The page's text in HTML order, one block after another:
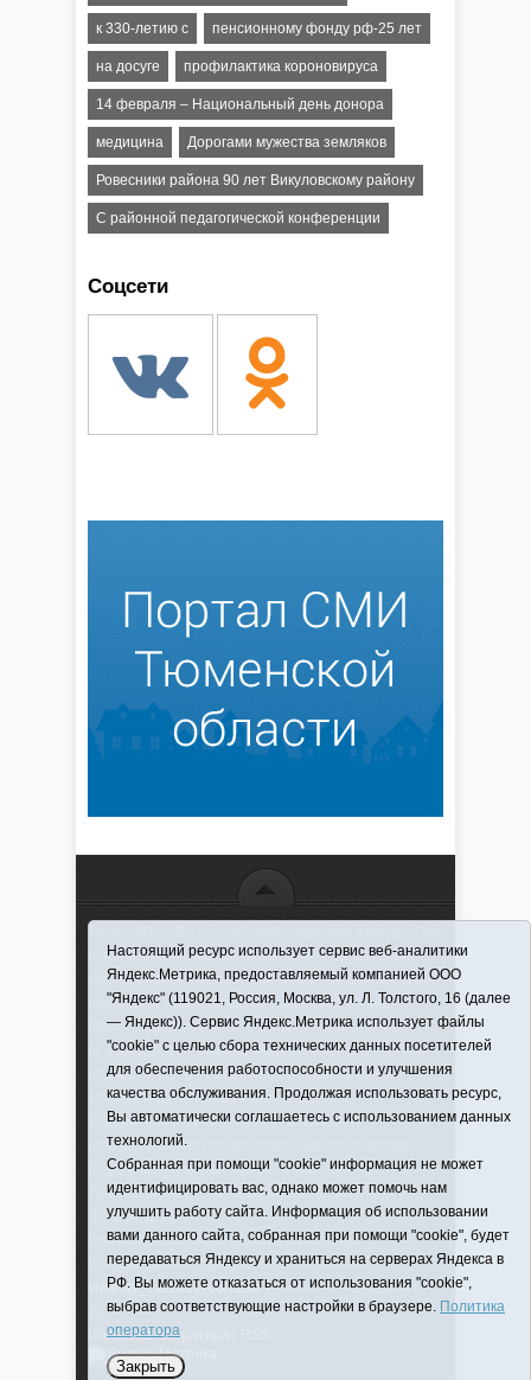
к 330-летию с пенсионному фонду рф-25 лет
на досуге профилактика короновируса
14 февраля – Национальный день донора
медицина Дорогами мужества земляков
Ровесники района 90 лет Викуловскому району
С районной педагогической конференции
Соцсети
использовании материалов ссылка обязательна
Информационная лента выходит при финансовой
поддержке правительства Тюменской области
Регистрационный номер СМИ ЭЛ № ФС 77-66066
от 10.06. 2016 г. выдано Федеральной службой по
надзору в сфере связи, информационных
технологий и массовых коммуникаций.
Учредитель (соучредители) Автономная
некоммерческая организация "Информационно-
издательский центр "Красная звезда"" (627570,
Тюменская обл., Викуловский р-н, с. Викулово, ул.
Ленина, д. 5).
Главный редактор Антюхова Светлана
Владимировна. Адрес электронной почты:
krasnay_zvezda@obl72.ruТелефон: 2-42-32; 2-41-
36.
Политика оператора
Настоящий ресурс использует сервис веб-аналитики
Яндекс.Метрика, предоставляемый компанией ООО
"Яндекс" (119021, Россия, Москва, ул. Л. Толстого, 16 (далее
— Яндекс)). Сервис Яндекс.Метрика использует файлы
"cookie" с целью сбора технических данных посетителей
для обеспечения работоспособности и улучшения
качества обслуживания. Продолжая использовать ресурс,
Вы автоматически соглашаетесь с использованием данных
технологий.
Собранная при помощи "cookie" информация не может
идентифицировать вас, однако может помочь нам
улучшить работу сайта. Информация об использовании
вами данного сайта, собранная при помощи "cookie", будет
передаваться Яндексу и храниться на серверах Яндекса в
РФ. Вы можете отказаться от использования "cookie",
выбрав соответствующие настройки в браузере. Политика
оператора
Закрыть